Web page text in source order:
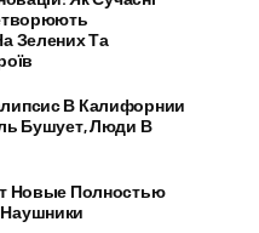
Зелених Та
В Калифорнии
Бушует, Люди В
Новые Полностью